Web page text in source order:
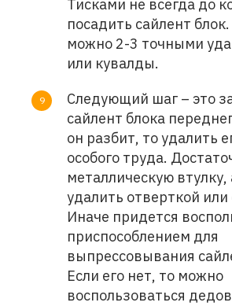
Тисками не всегда до
посадить сайлент
можно 2-3 точными
или кувалды.
Следующий шаг – это
сайлент блока
он разбит, то удалить
особого труда.
металлическую втулку,
удалить отверткой или
Иначе придется
приспособлением для
выпрессовывания
Если его нет, то можно
воспользоваться